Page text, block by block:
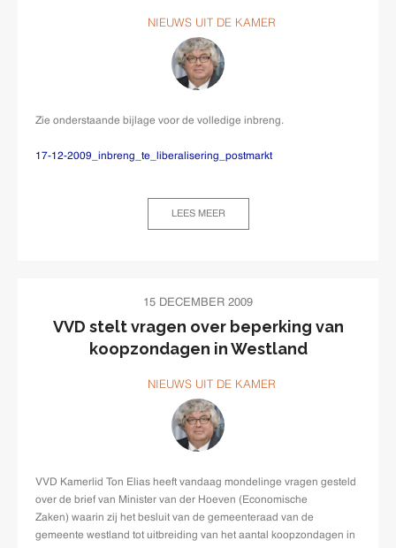
NIEUWS UIT DE KAMER
Zie onderstaande bijlage voor de volledige inbreng.
17-12-2009_inbreng_te_liberalisering_postmarkt
LEES MEER
15 DECEMBER 2009
VVD stelt vragen over beperking van
koopzondagen in Westland
NIEUWS UIT DE KAMER
VVD Kamerlid Ton Elias heeft vandaag mondelinge vragen gesteld
over de brief van Minister van der Hoeven (Economische
Zaken) waarin zij het besluit van de gemeenteraad van de
gemeente westland tot uitbreiding van het aantal koopzondagen in